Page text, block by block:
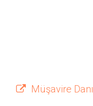
Müşavire